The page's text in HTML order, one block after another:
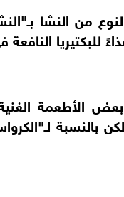
من النشا
النافعة
الأطعمة
بالنسبة